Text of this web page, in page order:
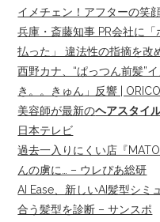
イメチェン！アフターの笑顔
兵庫・斎藤知事 PR会社に
払った」 違法性の指摘を改
西野カナ、“ぱっつん前髪”
き。。きゅん」反響 |
美容師が最新のヘアスタイ
日本テレビ
過去一入りにくい店『
んの虜に… – ウレぴあ総研
AI Ease、新しいAI髪型シミ
合う髪型を診断 – サンスポ